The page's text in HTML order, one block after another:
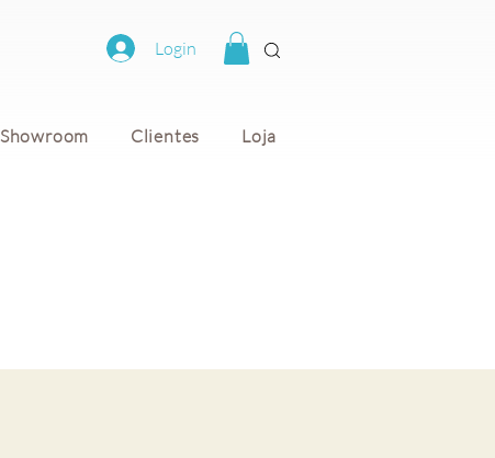
Login
Showroom Clientes Loja